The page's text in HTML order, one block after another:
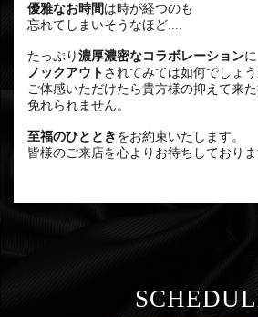
優雅なお時間 は時が経つのも
忘れてしまいそうなほど....
たっぷり 濃厚濃密なコラボレーションに
ノックアウト されてみては如何でしょう
ご体感いただけたら貴方様の抑えて来
免れられません。
至福のひととき をお約束いたします。
皆様のご来店を心よりお待ちしておりま